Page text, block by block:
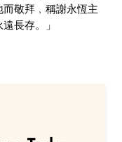
敬拜﹐稱謝永恆主
長存。」